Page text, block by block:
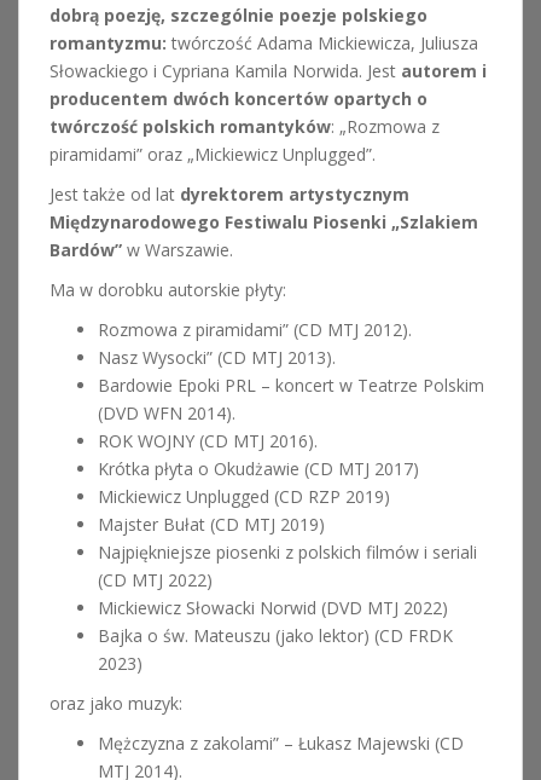
dobrą poezję, szczególnie poezje polskiego
romantyzmu: twórczość Adama Mickiewicza, Juliusza
Słowackiego i Cypriana Kamila Norwida. Jest autorem i
producentem dwóch koncertów opartych o
twórczość polskich romantyków: „Rozmowa z
piramidami” oraz „Mickiewicz Unplugged”.
Jest także od lat dyrektorem artystycznym
Międzynarodowego Festiwalu Piosenki „Szlakiem
Bardów” w Warszawie.
Ma w dorobku autorskie płyty:
Rozmowa z piramidami” (CD MTJ 2012).
Nasz Wysocki” (CD MTJ 2013).
Bardowie Epoki PRL – koncert w Teatrze Polskim
(DVD WFN 2014).
ROK WOJNY (CD MTJ 2016).
Krótka płyta o Okudżawie (CD MTJ 2017)
Mickiewicz Unplugged (CD RZP 2019)
Majster Bułat (CD MTJ 2019)
Najpiękniejsze piosenki z polskich filmów i seriali
(CD MTJ 2022)
Mickiewicz Słowacki Norwid (DVD MTJ 2022)
Bajka o św. Mateuszu (jako lektor) (CD FRDK
2023)
oraz jako muzyk:
Mężczyzna z zakolami” – Łukasz Majewski (CD
MTJ 2014).